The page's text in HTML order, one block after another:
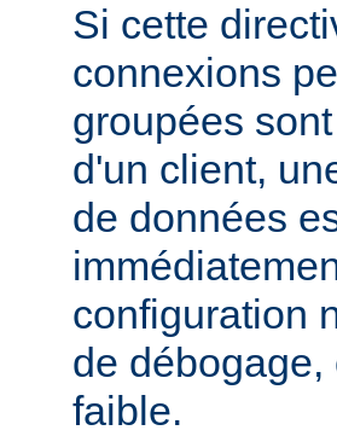
Si cette
connexions
groupées
d'un client,
de données
configuration
de
faible.